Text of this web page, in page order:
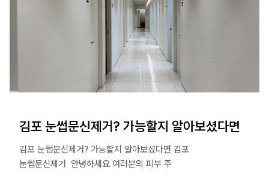
김포 눈썹문신제거? 가능할지 알아보셨다면
김포 눈썹문신제거? 가능할지 알아보셨다면 김포
눈썹문신제거 ​ 안녕하세요 여러분의 피부 주